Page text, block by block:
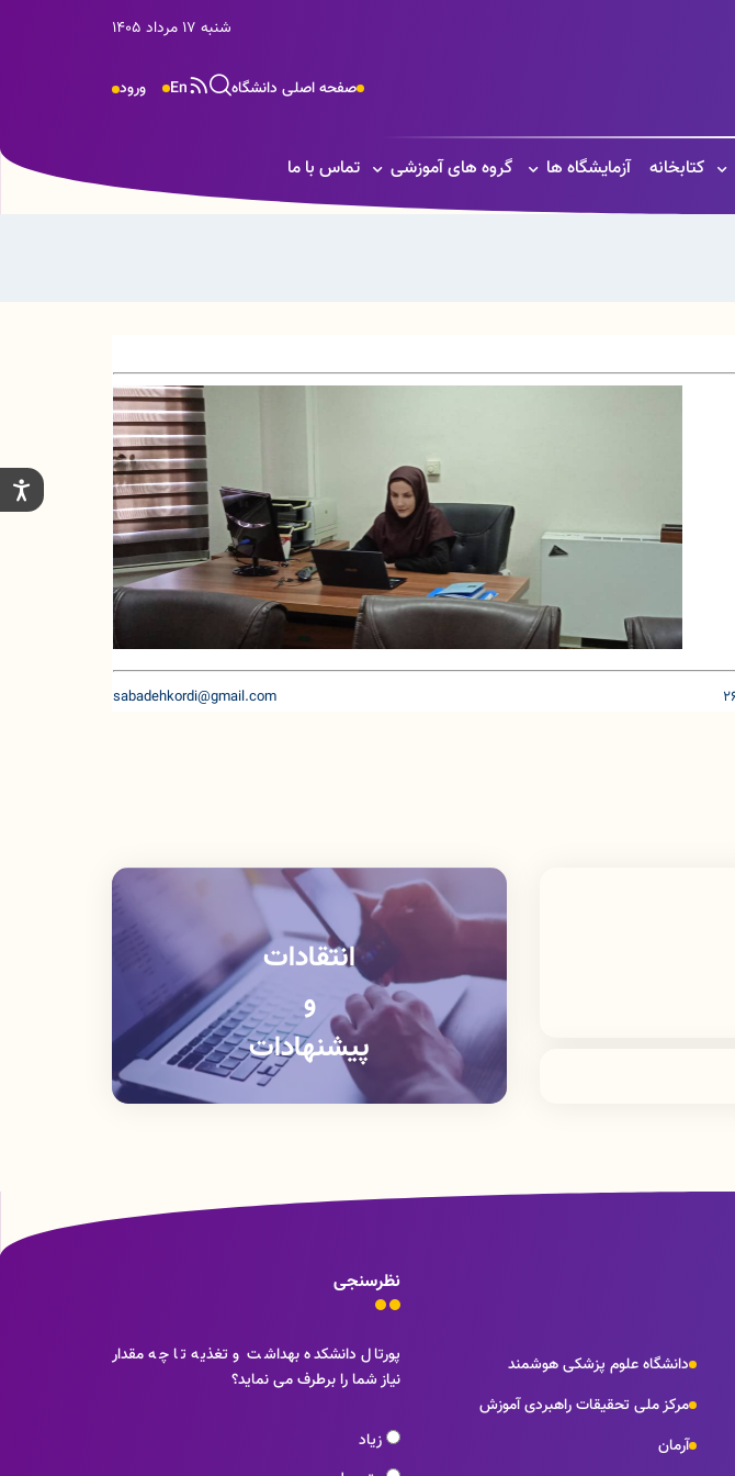
شنبه 17 مرداد 1405
ورود En صفحه اصلی دانشگاه
کتابخانه آزمایشگاه ها گروه های آموزشی تماس با ما
sabadehkordi@gmail.com
انتقادات
و
پیشنهادات
دانشگاه علوم پزشکی هوشمند
مرکز ملی تحقیقات راهبردی آموزش
آرمان
نظرسنجی
پورتال دانشکده بهداشت و تغذیه تا چه مقدار
نیاز شما را برطرف می نماید؟
زیاد